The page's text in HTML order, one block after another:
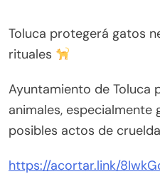
Toluca protegerá gatos
rituales
Ayuntamiento de Toluca
animales, especialmente
posibles actos de
https://acortar.link/